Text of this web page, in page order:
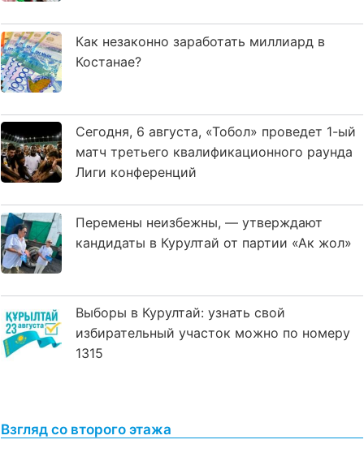
Как незаконно заработать миллиард в
Костанае?
Сегодня, 6 августа, «Тобол» проведет 1-ый
матч третьего квалификационного раунда
Лиги конференций
Перемены неизбежны, — утверждают
кандидаты в Курултай от партии «Ак жол»
Выборы в Курултай: узнать свой
избирательный участок можно по номеру
1315
Взгляд со второго этажа